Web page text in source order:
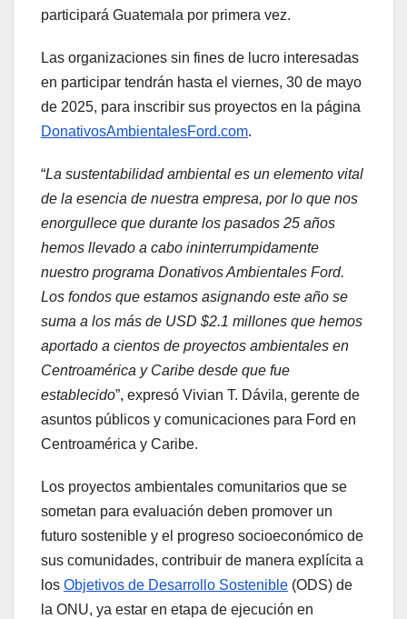
participará Guatemala por primera vez.
Las organizaciones sin fines de lucro interesadas
en participar tendrán hasta el viernes, 30 de mayo
de 2025, para inscribir sus proyectos en la página
DonativosAmbientalesFord.com.
“La sustentabilidad ambiental es un elemento vital
de la esencia de nuestra empresa, por lo que nos
enorgullece que durante los pasados 25 años
hemos llevado a cabo ininterrumpidamente
nuestro programa Donativos Ambientales Ford.
Los fondos que estamos asignando este año se
suma a los más de USD $2.1 millones que hemos
aportado a cientos de proyectos ambientales en
Centroamérica y Caribe desde que fue
establecido”, expresó Vivian T. Dávila, gerente de
asuntos públicos y comunicaciones para Ford en
Centroamérica y Caribe.
Los proyectos ambientales comunitarios que se
sometan para evaluación deben promover un
futuro sostenible y el progreso socioeconómico de
sus comunidades, contribuir de manera explícita a
los Objetivos de Desarrollo Sostenible (ODS) de
la ONU, ya estar en etapa de ejecución en